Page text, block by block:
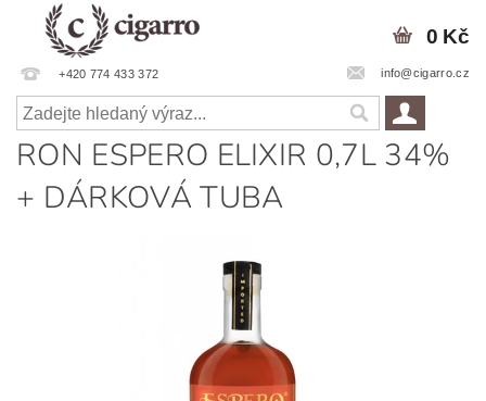
+420 774 433 372 info@cigarro.cz
0 Kč
RON ESPERO ELIXIR 0,7L 34%
+ DÁRKOVÁ TUBA